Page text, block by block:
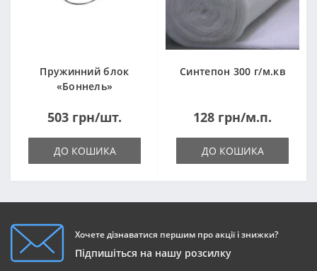
Пружинний блок
«Боннель»
503 грн/шт.
ДО КОШИКА
Синтепон 300 г/м.кв
128 грн/м.п.
ДО КОШИКА
Хочете дізнаватися першим про акції і знижки?
Підпишіться на нашу розсилку